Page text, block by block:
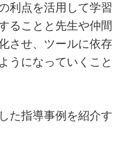
利点を活用して学習
ることと先生や仲間
させ、ツールに依存
うになっていくこと
た指導事例を紹介す